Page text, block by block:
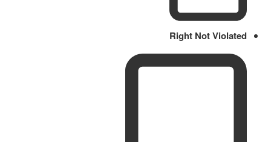
Right Not Violated